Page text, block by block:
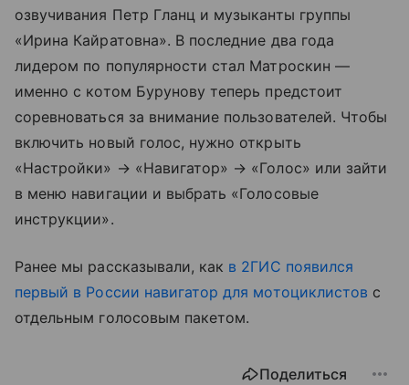
озвучивания Петр Гланц и музыканты группы
«Ирина Кайратовна». В последние два года
лидером по популярности стал Матроскин —
именно с котом Бурунову теперь предстоит
соревноваться за внимание пользователей. Чтобы
включить новый голос, нужно открыть
«Настройки» → «Навигатор» → «Голос» или зайти
в меню навигации и выбрать «Голосовые
инструкции».
Ранее мы рассказывали, как в 2ГИС появился
первый в России навигатор для мотоциклистов с
отдельным голосовым пакетом.
Поделиться